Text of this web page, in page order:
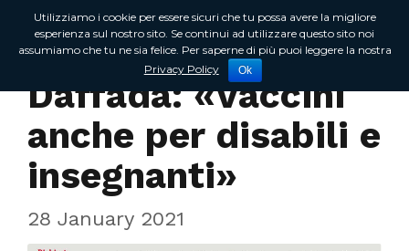
Rassegna Stampa
Daffadà: «Vaccini
anche per disabili e
insegnanti»
28 January 2021
Utilizziamo i cookie per essere sicuri che tu possa avere la migliore
esperienza sul nostro sito. Se continui ad utilizzare questo sito noi
assumiamo che tu ne sia felice. Per saperne di più puoi leggere la nostra
Privacy Policy
Ok